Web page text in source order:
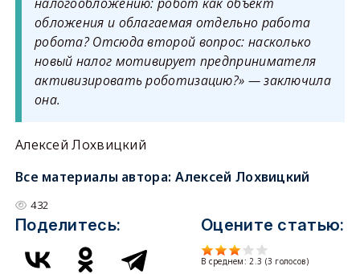
обложения и облагаемая отдельно работа
робота? Отсюда второй вопрос: насколько
новый налог мотивирует предпринимателя
активизировать роботизацию?» — заключила
она.
Алексей Лохвицкий
Все материалы автора: Алексей Лохвицкий
432
Поделитесь: Оцените статью:
В среднем:2.3 (3 голосов)